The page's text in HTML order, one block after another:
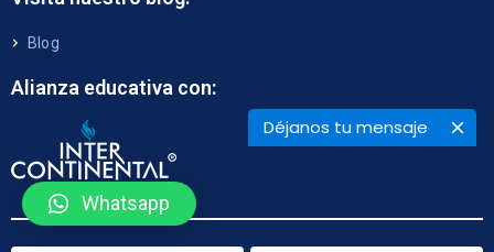
Déjanos tu mensaje
Blog
Alianza educativa con:
Whatsapp